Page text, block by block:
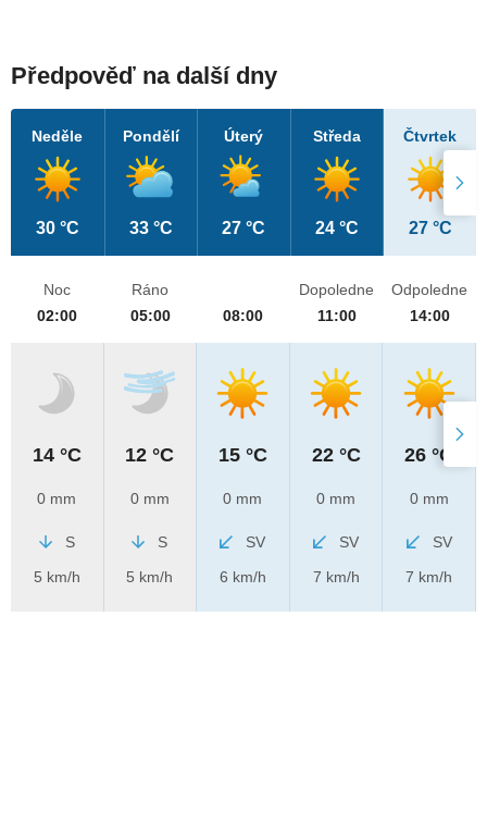
Předpověď na další dny
Neděle
30 °C
Pondělí
33 °C
Úterý
27 °C
Středa
24 °C
Čtvrtek
27 °C
Noc
02:00
14 °C
0 mm
S
5 km/h
Ráno
05:00
12 °C
0 mm
S
5 km/h
08:00
15 °C
0 mm
SV
6 km/h
Dopoledne
11:00
22 °C
0 mm
SV
7 km/h
Odpoledne
14:00
26 °C
0 mm
SV
7 km/h